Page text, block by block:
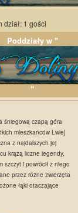
dział: 1 gości
Poddziały w "
"
śniegową czapą góra
mieszkańców Lwiej
z najdalszych jej
krążą liczne legendy,
szczyt i powrócił z niego
przez różne zwierzęta
łąki otaczające